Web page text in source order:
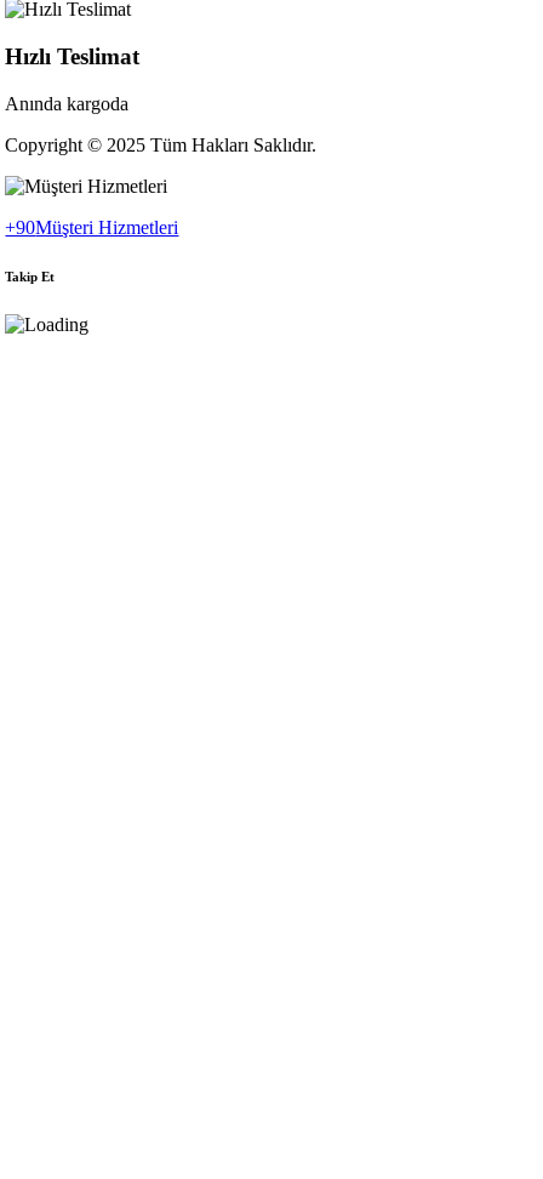
Hızlı Teslimat
Anında kargoda
Copyright © 2025 Tüm Hakları Saklıdır.
+90Müşteri Hizmetleri
Takip Et